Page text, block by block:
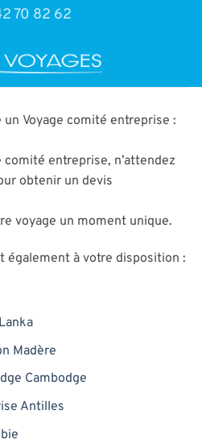
70 82 62
un Voyage comité entreprise :
comité entreprise, n’attendez
obtenir un devis
voyage un moment unique.
également à votre disposition :
Madère
Cambodge
Antilles